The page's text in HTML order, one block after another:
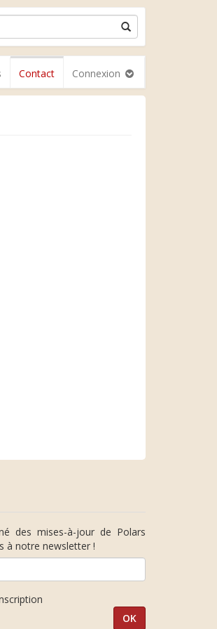
Contact Connexion
des mises-à-jour de Polars
à notre newsletter !